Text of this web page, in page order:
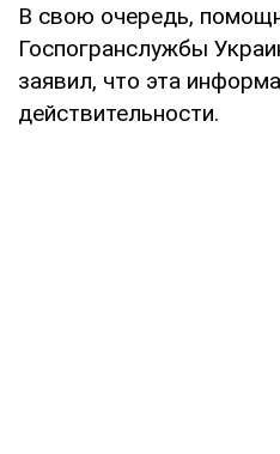
В свою очередь,
Госпогранслужбы
заявил, что эта
действительности.